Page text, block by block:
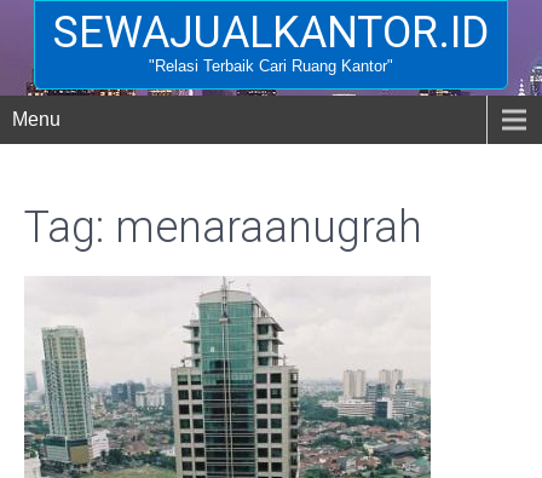
SEWAJUALKANTOR.ID
"Relasi Terbaik Cari Ruang Kantor"
Menu
Tag: menaraanugrah